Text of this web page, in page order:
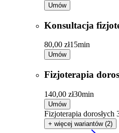
Umów
Konsultacja
80,00 zł15min
Umów
Fizjoterapia
140,00 zł30min
Umów
Fizjoterapia dorosłych
+ więcej wariantów (2)